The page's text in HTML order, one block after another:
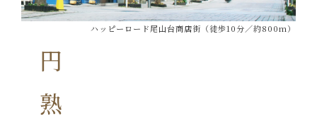
ハッピーロード尾山台商店街（徒歩10分／約800m）
円熟